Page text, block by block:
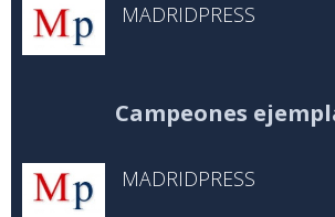
MADRIDPRESS
Campeones
MADRIDPRESS